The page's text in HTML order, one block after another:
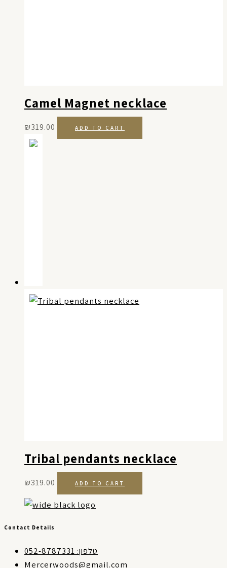
Camel Magnet necklace
₪319.00 ADD TO CART
Tribal pendants necklace
₪319.00 ADD TO CART
Contact Details
טלפון: 052-8787331
Mercerwoods@gmail.com